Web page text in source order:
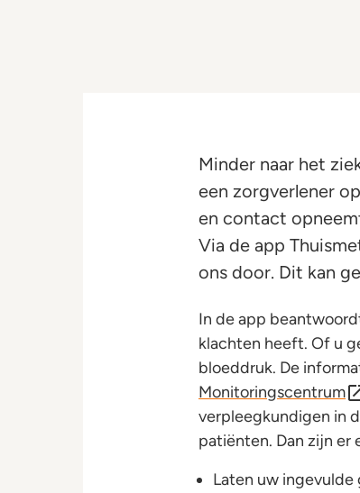
Minder naar het
een zorgverlener
en contact
Via de app
ons door. Dit kan
In de app
klachten heeft. Of u
bloeddruk. De
Monitoringscentrum
verpleegkundigen in
patiënten. Dan zijn er
Laten uw